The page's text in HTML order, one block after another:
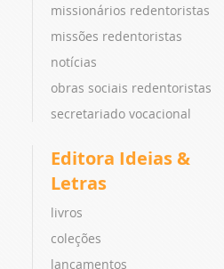
missionários redentoristas
missões redentoristas
notícias
obras sociais redentoristas
secretariado vocacional
Editora Ideias &
Letras
livros
coleções
lançamentos